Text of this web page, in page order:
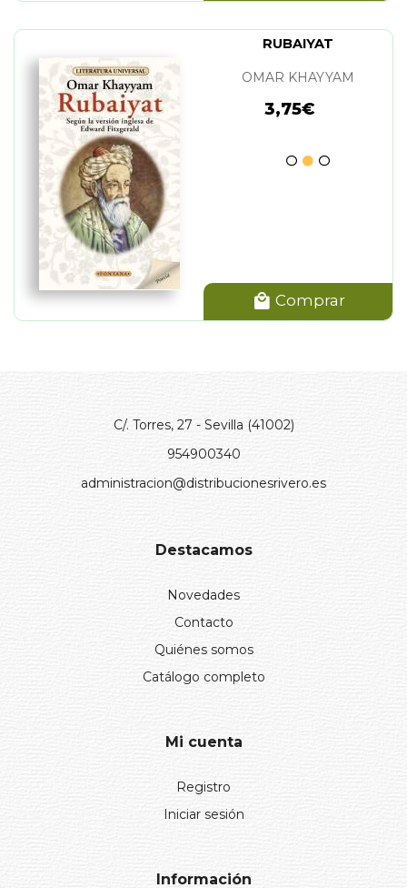
RUBAIYAT
OMAR KHAYYAM
3,75€
Comprar
C/. Torres, 27 - Sevilla (41002)
954900340
administracion@distribucionesrivero.es
Destacamos
Novedades
Contacto
Quiénes somos
Catálogo completo
Mi cuenta
Registro
Iniciar sesión
Información